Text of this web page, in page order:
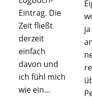
Eintrag. Die
Zeit fließt
derzeit
einfach
davon und
ich fühl mich
wie ein…